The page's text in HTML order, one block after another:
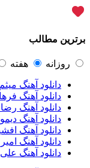
آرتان گادلی
آرتين شاهوران1
آرتین1
آرتین بهادری12
آرتین سلیمانی1
آردا1
آرسام 1
آرسام سالار 1
آرسین 2
برترین مطالب
روزانه هفته
دانلود آهنگ
دانلود آهنگ
دانلود آهنگ رضا
دانلود آهنگ
دانلود آهنگ
دانلود آهنگ
دانلود آهنگ